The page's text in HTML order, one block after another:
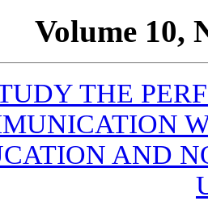
Volume 10,
THE
AND